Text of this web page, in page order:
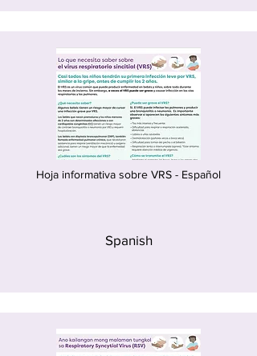
Hoja informativa sobre VRS - Español
Spanish